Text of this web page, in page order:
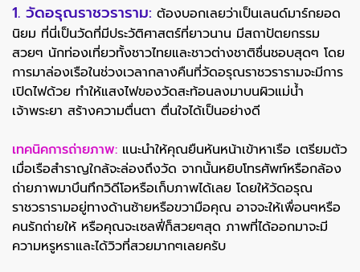
1. วัดอรุณราชวราราม: ต้องบอกเลยว่าเป็นเลนด์มาร์กยอด
นิยม ที่นี่เป็นวัดที่มีประวัติศาสตร์ที่ยาวนาน มีสถาปัตยกรรม
สวยๆ นักท่องเที่ยวทั้งชาวไทยและชาวต่างชาติชื่นชอบสุดๆ โดย
การมาล่องเรือในช่วงเวลากลางคืนที่วัดอรุณราชวรารามจะมีการ
เปิดไฟด้วย ทำให้แสงไฟของวัดสะท้อนลงมาบนผิวแม่น้ำ
เจ้าพระยา สร้างความตื่นตา ตื่นใจได้เป็นอย่างดี
เทคนิคการถ่ายภาพ: แนะนำให้คุณยืนหันหน้าเข้าหาเรือ เตรียมตัว
เมื่อเรือสำราญใกล้จะล่องถึงวัด จากนั้นหยิบโทรศัพท์หรือกล้อง
ถ่ายภาพมาบึนทึกวิดีโอหรือเก็บภาพได้เลย โดยให้วัดอรุณ
ราชวรารามอยู่ทางด้านซ้ายหรือขวามือคุณ อาจจะให้เพื่อนๆหรือ
คนรักถ่ายให้ หรือคุณจะเซลฟี่ก็สวยๆสุด ภาพที่ได้ออกมาจะมี
ความหรูหราและได้วิวที่สวยมากๆเลยครับ